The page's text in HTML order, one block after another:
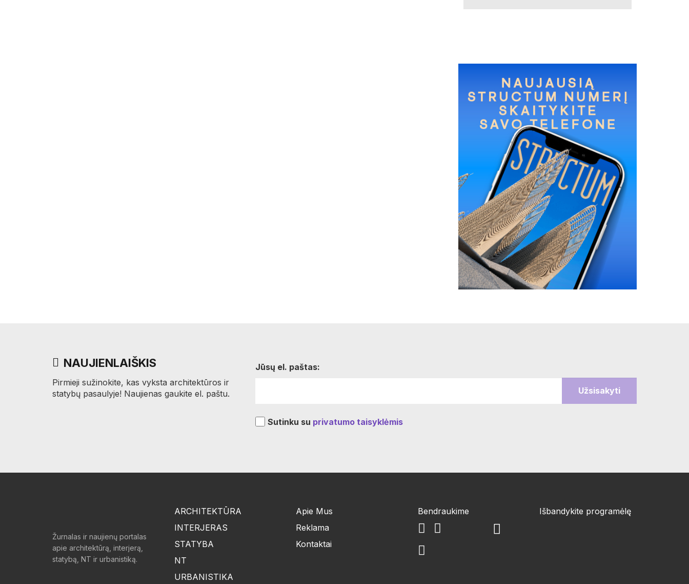
NAUJIENLAIŠKIS
Pirmieji sužinokite, kas vyksta architektūros ir
statybų pasaulyje! Naujienas gaukite el. paštu.
Jūsų el. paštas:
Sutinku su privatumo taisyklėmis
Žurnalas ir naujienų portalas
apie architektūrą, interjerą,
statybą, NT ir urbanistiką.
ARCHITEKTŪRA
INTERJERAS
STATYBA
NT
URBANISTIKA
Apie Mus
Reklama
Kontaktai
Bendraukime Išbandykite programėlę